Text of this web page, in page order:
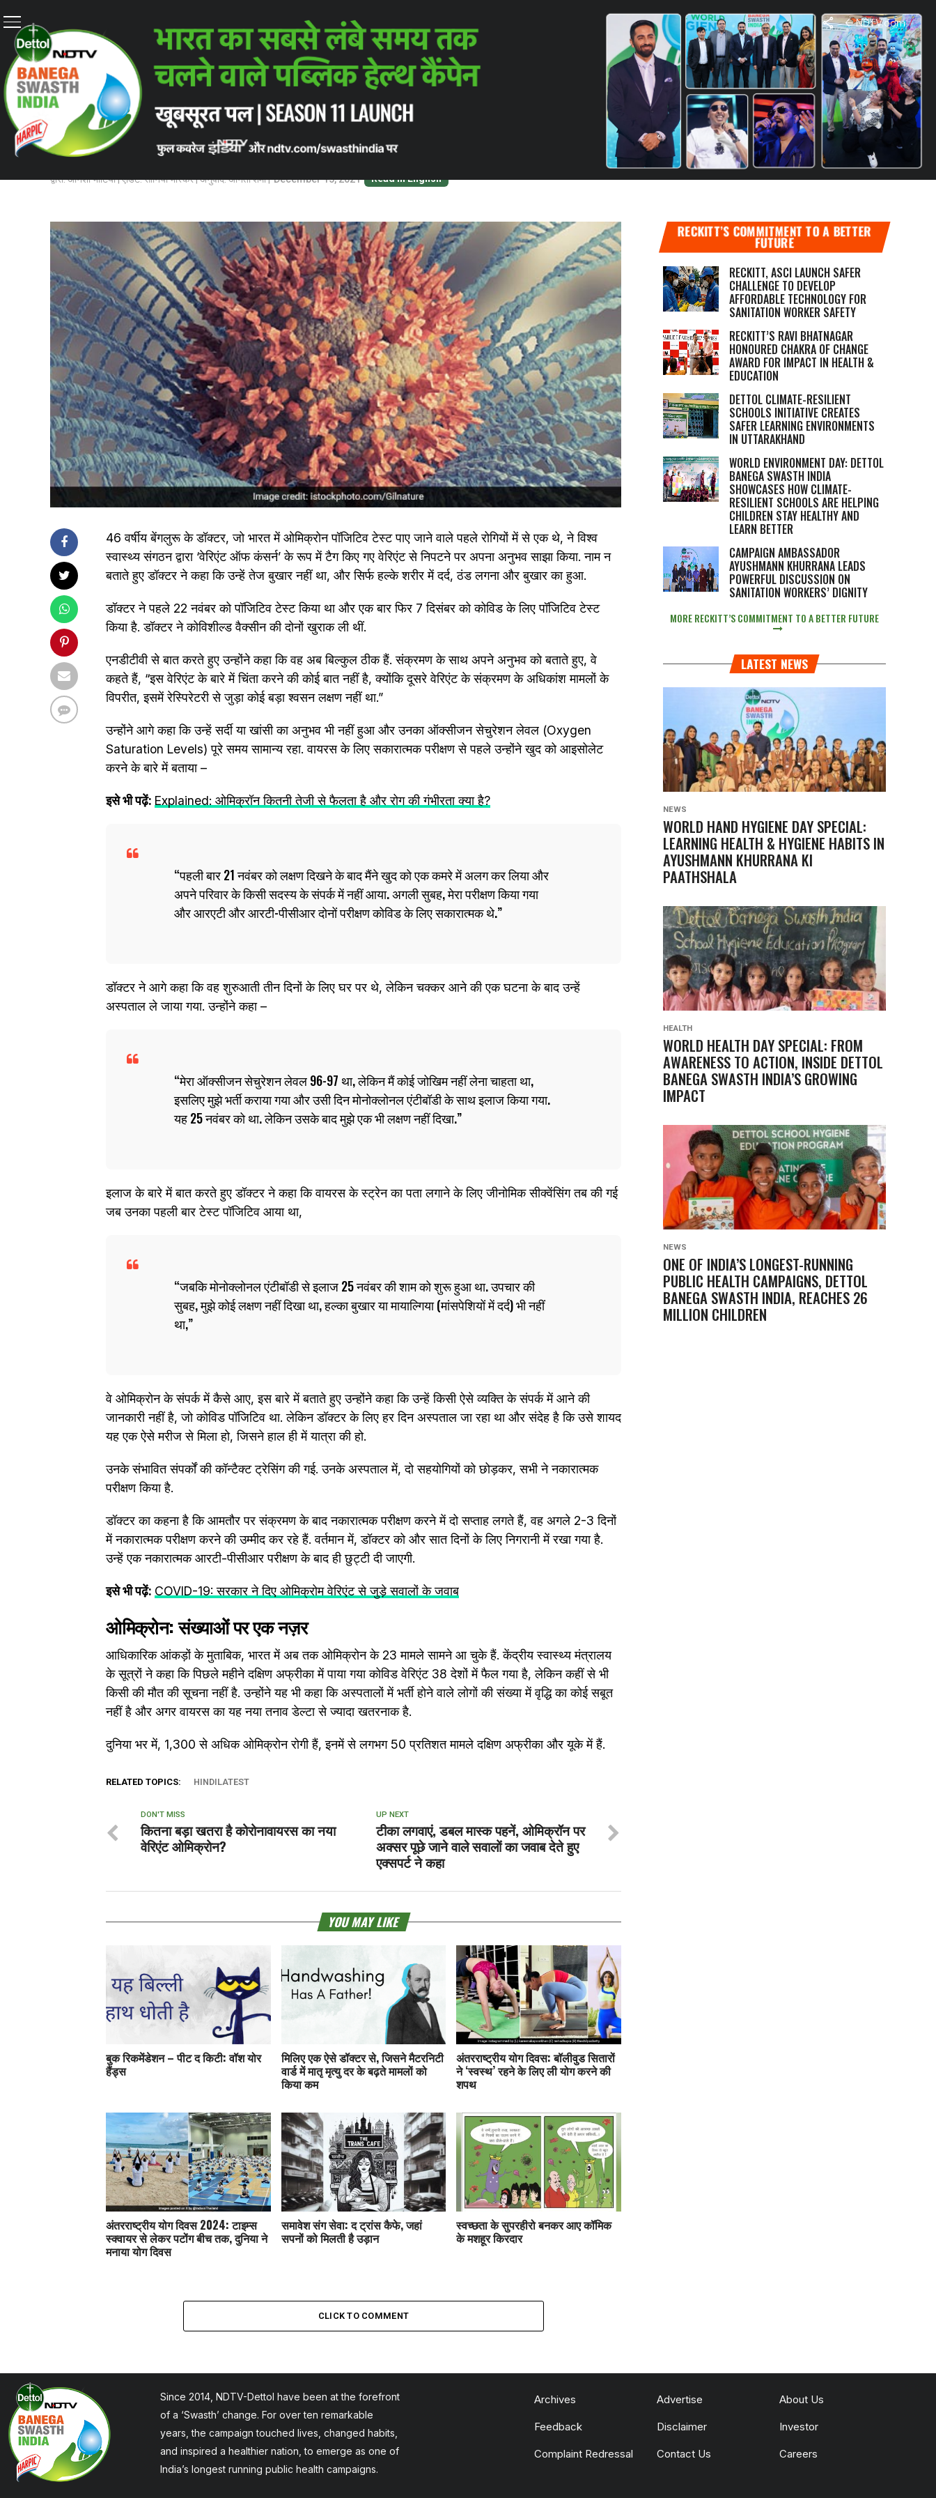
NDTV.com
कोरोनावायरस अपडेट
INDIA’S OMICRON PATIENT #2 – बेंगलुरू के डॉक्टर ने साझा किए अपने
अनुभव
बेंगलुरू के एक डॉक्टर, जो भारत में कोविड-19 के नए वेरिएंट ओमिक्रोन से संक्रमित पाए जाने वाले पहले दो व्यक्तियों में से थे, ने अपना अनुभव साझा किए
द्वारा: अनिशा भाटिया | एडिट: सोनिया भास्कर | अनुवाद: अन‍िता शर्मा | December 15, 2021 Read In English
46 वर्षीय बेंगलुरू के डॉक्टर, जो भारत में ओमिक्रोन पॉजिटिव टेस्ट पाए जाने वाले पहले रोगियों में से एक थे, ने विश्व
स्वास्थ्य संगठन द्वारा ‘वेरिएंट ऑफ कंसर्न’ के रूप में टैग किए गए वेरिएंट से निपटने पर अपना अनुभव साझा किया. नाम न
बताते हुए डॉक्टर ने कहा कि उन्हें तेज बुखार नहीं था, और स‍िर्फ हल्के शरीर में दर्द, ठंड लगना और बुखार का हुआ.
डॉक्टर ने पहले 22 नवंबर को पॉजिटिव टेस्ट किया था और एक बार फिर 7 दिसंबर को कोविड के लिए पॉजिटिव टेस्ट
किया है. डॉक्टर ने कोविशील्ड वैक्सीन की दोनों खुराक ली थीं.
एनडीटीवी से बात करते हुए उन्होंने कहा कि वह अब बिल्कुल ठीक हैं. संक्रमण के साथ अपने अनुभव को बताते हुए, वे
कहते हैं, “इस वेरिएंट के बारे में चिंता करने की कोई बात नहीं है, क्योंकि दूसरे वेरिएंट के संक्रमण के अधिकांश मामलों के
विपरीत, इसमें रेस्पिरेटरी से जुड़ा कोई बड़ा श्वसन लक्षण नहीं था.”
उन्होंने आगे कहा कि उन्हें सर्दी या खांसी का अनुभव भी नहीं हुआ और उनका ऑक्सीजन सेचुरेशन लेवल (Oxygen
Saturation Levels) पूरे समय सामान्य रहा. वायरस के लिए सकारात्मक परीक्षण से पहले उन्होंने खुद को आइसोलेट
करने के बारे में बताया –
इसे भी पढ़ें: Explained: ओमिक्रॉन कितनी तेजी से फैलता है और रोग की गंभीरता क्या है?
पहली बार 21 नवंबर को लक्षण दिखने के बाद मैंने खुद को एक कमरे में अलग कर लिया और
अपने परिवार के किसी सदस्य के संपर्क में नहीं आया. अगली सुबह, मेरा परीक्षण किया गया
और आरएटी और आरटी-पीसीआर दोनों परीक्षण कोविड के लिए सकारात्मक थे.
डॉक्टर ने आगे कहा कि वह शुरुआती तीन दिनों के लिए घर पर थे, लेकिन चक्कर आने की एक घटना के बाद उन्हें
अस्पताल ले जाया गया. उन्होंने कहा –
मेरा ऑक्सीजन सेचुरेशन लेवल 96-97 था, लेकिन मैं कोई जोखिम नहीं लेना चाहता था,
इसलिए मुझे भर्ती कराया गया और उसी दिन मोनोक्लोनल एंटीबॉडी के साथ इलाज किया गया.
यह 25 नवंबर को था. लेकिन उसके बाद मुझे एक भी लक्षण नहीं दिखा.
इलाज के बारे में बात करते हुए डॉक्टर ने कहा कि वायरस के स्ट्रेन का पता लगाने के लिए जीनोमिक सीक्वेंसिंग तब की गई
जब उनका पहली बार टेस्ट पॉजिटिव आया था,
जबकि मोनोक्लोनल एंटीबॉडी से इलाज 25 नवंबर की शाम को शुरू हुआ था. उपचार की
सुबह, मुझे कोई लक्षण नहीं दिखा था, हल्का बुखार या मायाल्गिया (मांसपेशियों में दर्द) भी नहीं
था,
वे ओमिक्रोन के संपर्क में कैसे आए, इस बारे में बताते हुए उन्होंने कहा कि उन्हें किसी ऐसे व्यक्ति के संपर्क में आने की
जानकारी नहीं है, जो कोविड पॉजिट‍िव था. लेकिन डॉक्टर के लिए हर दिन अस्पताल जा रहा था और संदेह है कि उसे शायद
यह एक ऐसे मरीज से मिला हो, जिसने हाल ही में यात्रा की हो.
उनके संभावित संपर्कों की कॉन्टैक्ट ट्रेसिंग की गई. उनके अस्पताल में, दो सहयोगियों को छोड़कर, सभी ने नकारात्मक
परीक्षण किया है.
डॉक्टर का कहना है कि आमतौर पर संक्रमण के बाद नकारात्मक परीक्षण करने में दो सप्ताह लगते हैं, वह अगले 2-3 दिनों
में नकारात्मक परीक्षण करने की उम्मीद कर रहे हैं. वर्तमान में, डॉक्टर को और सात दिनों के लिए निगरानी में रखा गया है.
उन्हें एक नकारात्मक आरटी-पीसीआर परीक्षण के बाद ही छुट्टी दी जाएगी.
इसे भी पढ़ें: COVID-19: सरकार ने दिए ओमि‍क्रोम वेरिएंट से जुड़े सवालों के जवाब
ओमिक्रोन: संख्याओं पर एक नज़र
आधिकारिक आंकड़ों के मुताबिक, भारत में अब तक ओमिक्रोन के 23 मामले सामने आ चुके हैं. केंद्रीय स्वास्थ्य मंत्रालय
के सूत्रों ने कहा कि पिछले महीने दक्षिण अफ्रीका में पाया गया कोविड वेरिएंट 38 देशों में फैल गया है, लेकिन कहीं से भी
किसी की मौत की सूचना नहीं है. उन्होंने यह भी कहा कि अस्पतालों में भर्ती होने वाले लोगों की संख्या में वृद्धि का कोई सबूत
नहीं है और अगर वायरस का यह नया तनाव डेल्टा से ज्यादा खतरनाक है.
दुनिया भर में, 1,300 से अधिक ओमिक्रोन रोगी हैं, इनमें से लगभग 50 प्रतिशत मामले दक्षिण अफ्रीका और यूके में हैं.
RELATED TOPICS: HINDILATEST
UP NEXT
टीका लगवाएं, डबल मास्क पहनें, ओमिक्रॉन पर
अक्सर पूछे जाने वाले सवालों का जवाब देते हुए
एक्सपर्ट ने कहा
DON'T MISS
कितना बड़ा खतरा है कोरोनावायरस का नया
वेरिएंट ओमिक्रोन?
YOU MAY LIKE
बुक रिकमेंडेशन – पीट द किटी: वॉश योर
हैंड्स
मिलिए एक ऐसे डॉक्टर से, जिसने मैटरनिटी
वार्ड में मातृ मृत्यु दर के बढ़ते मामलों को
किया कम
अंतरराष्ट्रीय योग दिवस: बॉलीवुड सितारों
ने ‘स्वस्थ’ रहने के लिए ली योग करने की
शपथ
अंतरराष्ट्रीय योग दिवस 2024: टाइम्स
स्क्वायर से लेकर पटोंग बीच तक, दुनिया ने
मनाया योग दिवस
समावेश संग सेवा: द ट्रांस कैफे, जहां
सपनों को मिलती है उड़ान
स्वच्छता के सुपरहीरो बनकर आए कॉमिक
के मशहूर किरदार
CLICK TO COMMENT
RECKITT’S COMMITMENT TO A BETTER
FUTURE
RECKITT, ASCI LAUNCH SAFER
CHALLENGE TO DEVELOP
AFFORDABLE TECHNOLOGY FOR
SANITATION WORKER SAFETY
RECKITT’S RAVI BHATNAGAR
HONOURED CHAKRA OF CHANGE
AWARD FOR IMPACT IN HEALTH &
EDUCATION
DETTOL CLIMATE-RESILIENT
SCHOOLS INITIATIVE CREATES
SAFER LEARNING ENVIRONMENTS
IN UTTARAKHAND
WORLD ENVIRONMENT DAY: DETTOL
BANEGA SWASTH INDIA
SHOWCASES HOW CLIMATE-
RESILIENT SCHOOLS ARE HELPING
CHILDREN STAY HEALTHY AND
LEARN BETTER
CAMPAIGN AMBASSADOR
AYUSHMANN KHURRANA LEADS
POWERFUL DISCUSSION ON
SANITATION WORKERS’ DIGNITY
MORE RECKITT’S COMMITMENT TO A BETTER FUTURE
LATEST NEWS
NEWS
WORLD HAND HYGIENE DAY SPECIAL:
LEARNING HEALTH & HYGIENE HABITS IN
AYUSHMANN KHURRANA KI
PAATHSHALA
HEALTH
WORLD HEALTH DAY SPECIAL: FROM
AWARENESS TO ACTION, INSIDE DETTOL
BANEGA SWASTH INDIA’S GROWING
IMPACT
NEWS
ONE OF INDIA’S LONGEST-RUNNING
PUBLIC HEALTH CAMPAIGNS, DETTOL
BANEGA SWASTH INDIA, REACHES 26
MILLION CHILDREN
Since 2014, NDTV-Dettol have been at the forefront
of a ‘Swasth’ change. For over ten remarkable
years, the campaign touched lives, changed habits,
and inspired a healthier nation, to emerge as one of
India’s longest running public health campaigns.
Archives Advertise About Us
Feedback Disclaimer Investor
Complaint Redressal Contact Us Careers